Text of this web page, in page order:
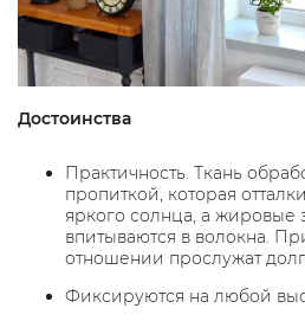
Достоинства
Практичность. Ткань
пропиткой, которая
яркого солнца, а жировые
впитываются в волокна.
отношении прослужат
Фиксируются на любой